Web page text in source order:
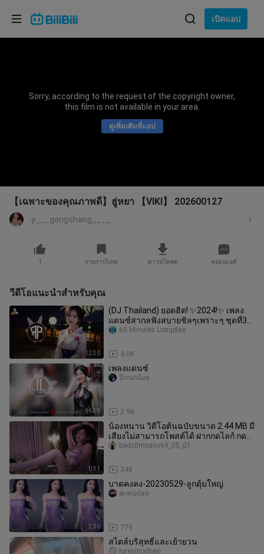
เปิดแอป
Sorry, according to the request of the copyright owner,
this film is not available in your area.
ดูเพิ่มเติมที่แอป
【เฉพาะของคุณภาพดี】ฮู่หยา 【VIKI】 202600127
-y___gongshang____
1 รายการโปรด ดาวน์โหลด คอมเมนต์
วีดีโอแนะนำสำหรับคุณ
12:30
(DJ Thailand) ยอดฮิต! ✨2024!✨ เพลง
แดนซ์สากลฟังสบายชิลๆเพราะๆ ชุดที่31
(Prp Project)
4.0K
60 Minutes Longplay
16:39
เพลงแดนซ์
2.9K
ปีกนกน้อย
0:31
น้องหนาน วิดีโอต้นฉบับขนาด 2.44 MB มี
เสียงไม่สามารถโพสต์ได้ ฝากกดไลก์ กด
ติดตาม และแชทส่วนตัวมาสามครั
348
badc0mpany69_05_01
3:30
บาดคงคง-20230529-ลูกตุ้มใหญ่
779
ai-wudao
สไตล์บริสุทธิ์และเย้ายวน
luresjinxihexi
เลือกภาษา